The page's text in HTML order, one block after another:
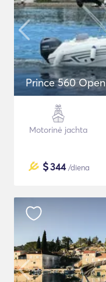
Prince 560 Open
Motorinė jachta
$344/diena